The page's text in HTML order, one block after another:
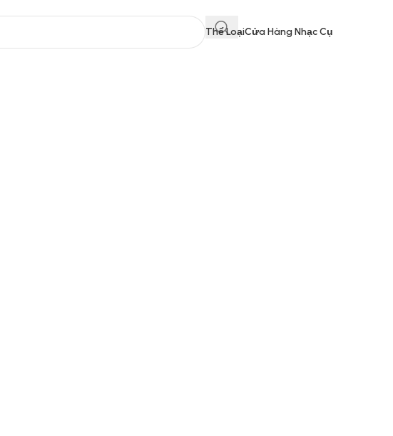
Thể LoạiCửa Hàng Nhạc Cụ